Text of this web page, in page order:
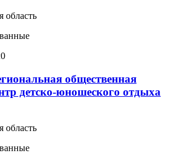
область
общественная
детско-юношеского отдыха
область